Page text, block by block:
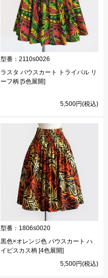
型番： 2110s0026
ラスタ パウスカート トライバル リ
ーフ柄 [5色展開]
5,500円(税込)
型番： 1806s0020
黒色×オレンジ色 パウスカート ハ
イビスカス柄 [4色展開]
5,500円(税込)